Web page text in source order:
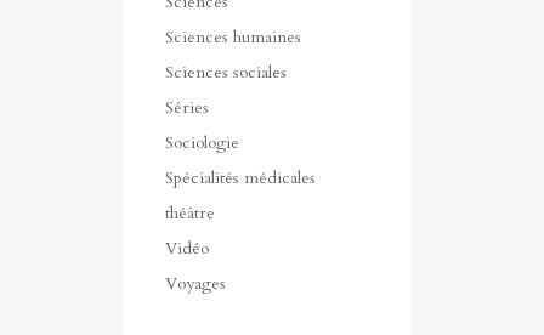
Sciences humaines
Sciences sociales
Séries
Sociologie
Spécialités médicales
théâtre
Vidéo
Voyages